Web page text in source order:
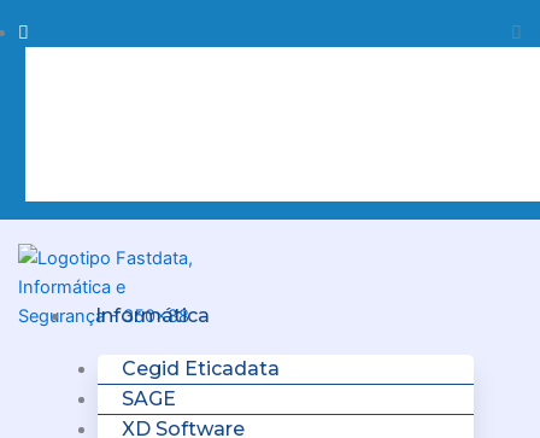
to
Procurar
Informática
Cegid Eticadata
SAGE
XD Software
Menu